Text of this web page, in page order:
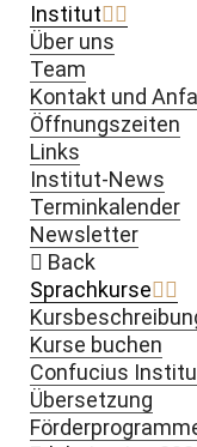
Institut
Über uns
Team
Kontakt und
Öffnungszeiten
Links
Institut-News
Terminkalender
Newsletter
Back
Sprachkurse
Kurse buchen
Confucius
Übersetzung